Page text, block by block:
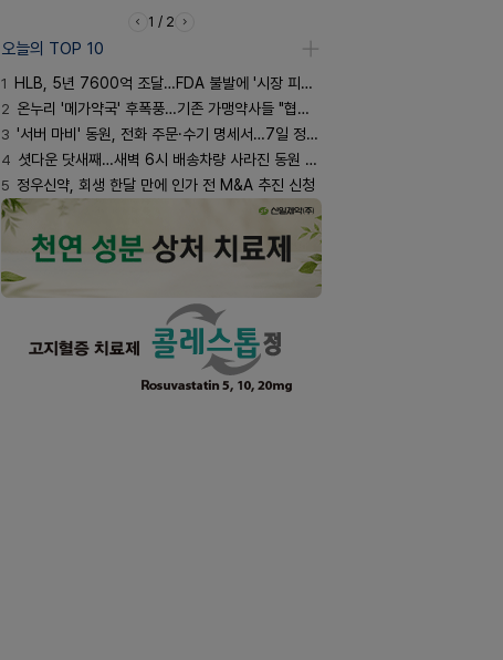
이팅 크림 30ml
1 / 2
오늘의 TOP 10
1
HLB, 5년 7600억 조달…FDA 불발에 '시장 피로감'
2 온누리 '메가약국' 후폭풍…기존 가맹약사들 "협의체 만들자"
3 '서버 마비' 동원, 전화 주문·수기 명세서…7일 정상화 되나
4 셧다운 닷새째…새벽 6시 배송차량 사라진 동원 물류센터
5 정우신약, 회생 한달 만에 인가 전 M&A 추진 신청